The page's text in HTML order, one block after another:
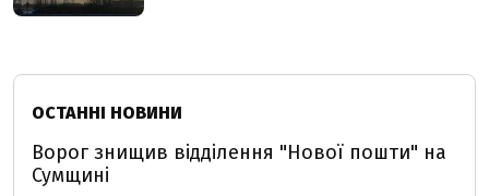
ОСТАННІ НОВИНИ
Ворог знищив відділення "Нової пошти" на
Сумщині